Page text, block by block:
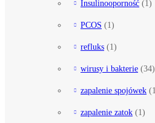
Insulinooporność (1)
PCOS (1)
refluks (1)
wirusy i bakterie (34)
zapalenie spojówek
zapalenie zatok (1)